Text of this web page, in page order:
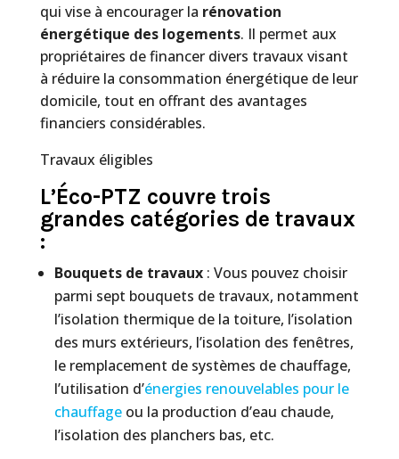
qui vise à encourager la rénovation
énergétique des logements. Il permet aux
propriétaires de financer divers travaux visant
à réduire la consommation énergétique de leur
domicile, tout en offrant des avantages
financiers considérables.
Travaux éligibles
L’Éco-PTZ couvre trois
grandes catégories de travaux
:
Bouquets de travaux: Vous pouvez choisir
parmi sept bouquets de travaux, notamment
l’isolation thermique de la toiture, l’isolation
des murs extérieurs, l’isolation des fenêtres,
le remplacement de systèmes de chauffage,
l’utilisation d’énergies renouvelables pour le
chauffageou la production d’eau chaude,
l’isolation des planchers bas, etc.